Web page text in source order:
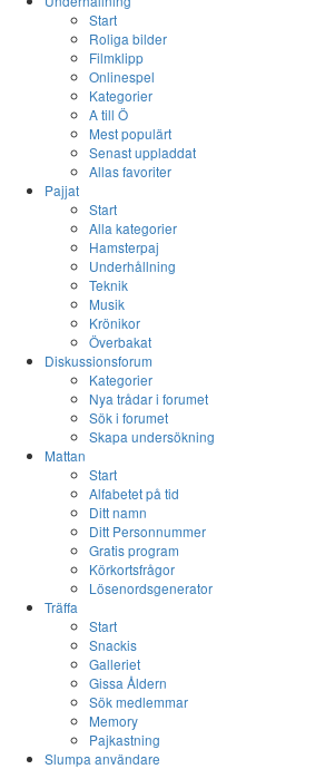
Start
Roliga bilder
Filmklipp
Onlinespel
Kategorier
A till Ö
Mest populärt
Senast uppladdat
Allas favoriter
Pajjat
Start
Alla kategorier
Hamsterpaj
Underhållning
Teknik
Musik
Krönikor
Överbakat
Diskussionsforum
Kategorier
Nya trådar i forumet
Sök i forumet
Skapa undersökning
Mattan
Start
Alfabetet på tid
Ditt namn
Ditt Personnummer
Gratis program
Körkortsfrågor
Lösenordsgenerator
Träffa
Start
Snackis
Galleriet
Gissa Åldern
Sök medlemmar
Memory
Pajkastning
Slumpa användare